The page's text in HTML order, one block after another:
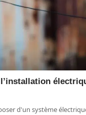
d'un système